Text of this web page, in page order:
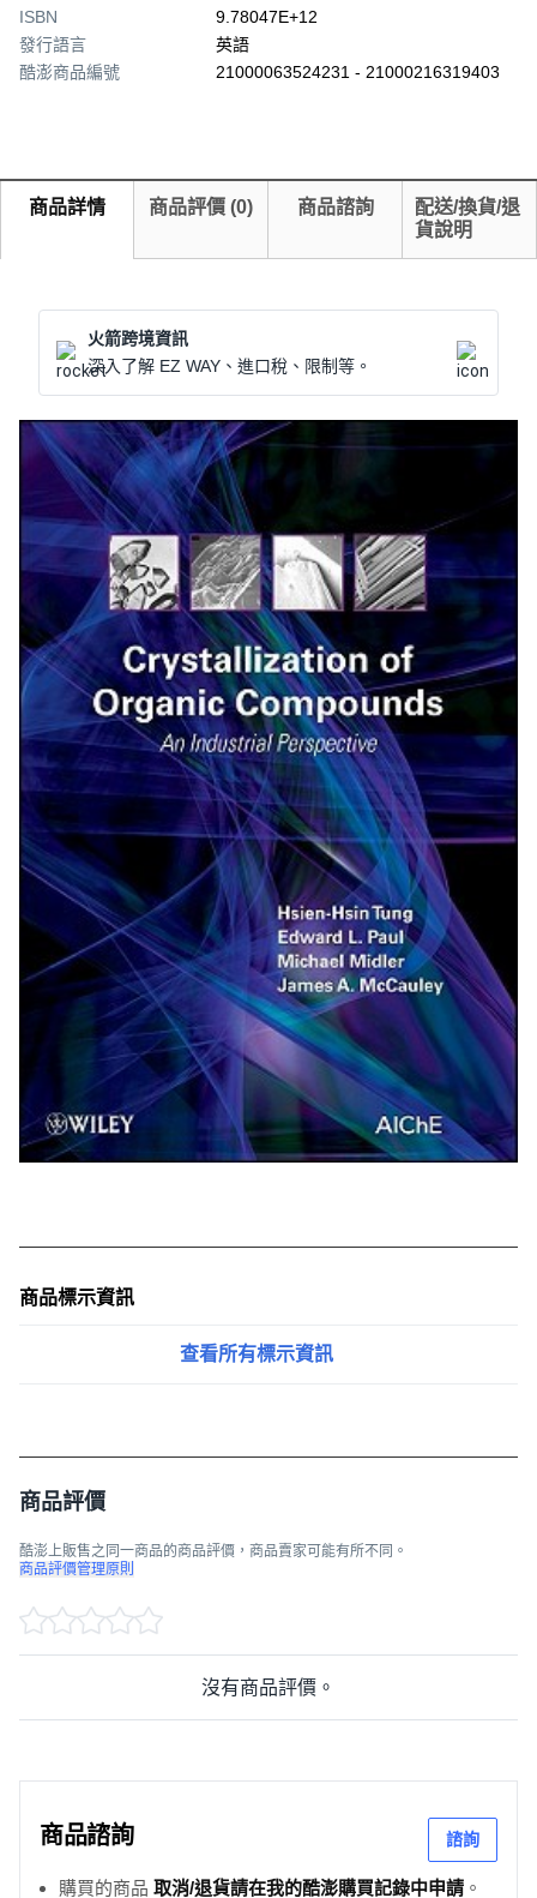
ISBN
9.78047E+12
發行語言
英語
酷澎商品編號
21000063524231 - 21000216319403
商品詳情 商品評價 (0) 商品諮詢
配送/換貨/退
貨說明
火箭跨境資訊
深入了解 EZ WAY、進口稅、限制等。
商品標示資訊
查看所有標示資訊
商品評價
酷澎上販售之同一商品的商品評價，商品賣家可能有所不同。
商品評價管理原則
沒有商品評價。
商品諮詢 諮詢
購買的商品 取消/退貨請在我的酷澎購買記錄中申請 。